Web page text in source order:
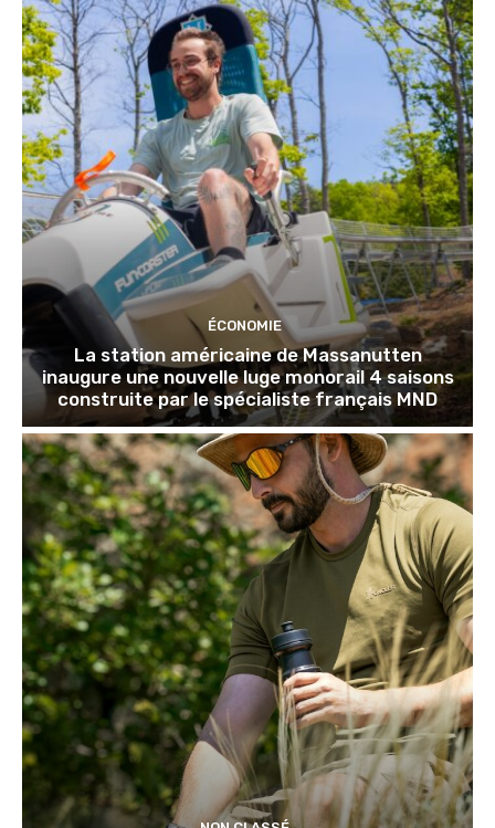
ÉCONOMIE
La station américaine de Massanutten
inaugure une nouvelle luge monorail 4 saisons
construite par le spécialiste français MND